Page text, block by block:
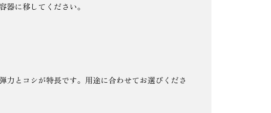
に移してください。
力とコシが特長です。用途に合わせてお選びくださ